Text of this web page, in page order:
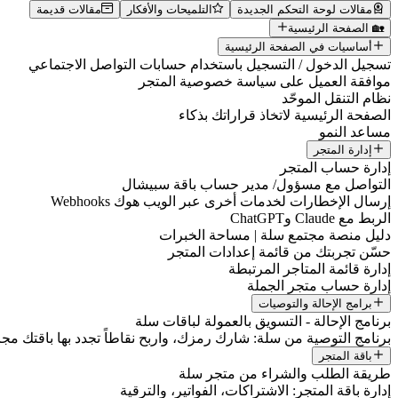
مقالات لوحة التحكم الجديدة التلميحات والأفكار
مقالات قديمة
🏡 الصفحة الرئيسية
أساسيات في الصفحة الرئيسية
تسجيل الدخول / التسجيل باستخدام حسابات التواصل الاجتماعي
موافقة العميل على سياسة خصوصية المتجر
نظام التنقل الموحّد
الصفحة الرئيسية لاتخاذ قراراتك بذكاء
مساعد النمو
إدارة المتجر
إدارة حساب المتجر
التواصل مع مسؤول/ مدير حساب باقة سبيشال
إرسال الإخطارات لخدمات أخرى عبر الويب هوك Webhooks
الربط مع Claude وChatGPT
دليل منصة مجتمع سلة | مساحة الخبرات
حسّن تجربتك من قائمة إعدادات المتجر
إدارة قائمة المتاجر المرتبطة
إدارة حساب متجر الجملة
برامج الإحالة والتوصيات
برنامج الإحالة - التسويق بالعمولة لباقات سلة
برنامج التوصية من سلة: شارك رمزك، واربح نقاطاً تجدد بها باقتك
باقة المتجر
طريقة الطلب والشراء من متجر سلة
إدارة باقة المتجر: الاشتراكات، الفواتير، والترقية